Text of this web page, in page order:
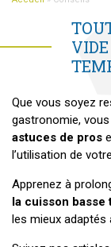
Que vous soyez
gastronomie,
astuces de pros
l’utilisation de votre
Apprenez à
la cuisson basse
les mieux adaptés